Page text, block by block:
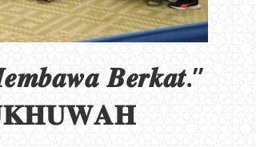
𝑩𝒆𝒓𝒌𝒂𝒕.”